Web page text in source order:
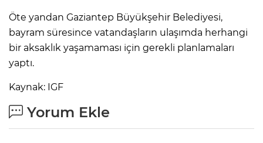
Öte yandan Gaziantep Büyükşehir Belediyesi,
bayram süresince vatandaşların ulaşımda herhangi
bir aksaklık yaşamaması için gerekli planlamaları
yaptı.
Kaynak: IGF
Yorum Ekle